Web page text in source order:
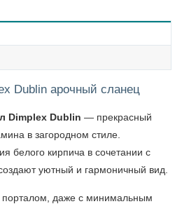
Dublin арочный сланец
Dimplex Dublin — прекрасный
в загородном стиле.
белого кирпича в сочетании с
уютный и гармоничный вид.
порталом, даже с минимальным